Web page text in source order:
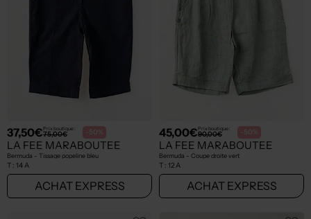
37,50€Prix boutique :
75,00€ -50%
LA FEE MARABOUTEE
Bermuda - Tissage popeline bleu
T : 14 A
ACHAT EXPRESS
45,00€Prix boutique :
90,00€ -50%
LA FEE MARABOUTEE
Bermuda - Coupe droite vert
T : 12 A
ACHAT EXPRESS